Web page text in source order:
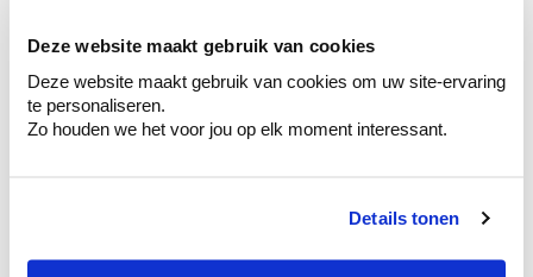
Deze website maakt gebruik van cookies
Deze website maakt gebruik van cookies om uw site-ervaring
te personaliseren.
Zo houden we het voor jou op elk moment interessant.
Details tonen
votre couleur.
Obtenez des conseils personnalisés sur la
combinaison de couleurs.
Conseil couleur à domicile